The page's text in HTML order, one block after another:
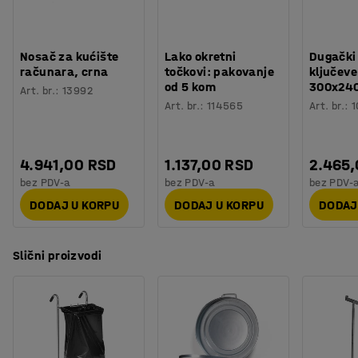
Nosač za kućište
računara, crna
Art. br.:13992
4.941,00 RSD
bez PDV-a
DODAJ U KORPU
Lako okretni
točkovi: pakovanje
od 5 kom
Art. br.: 114565
1.137,00 RSD
bez PDV-a
DODAJ U KORPU
Art. br.:
bez PDV-
Slični proizvodi